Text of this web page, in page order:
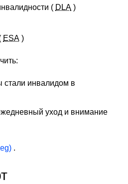
( DLA )
ESA )
стали инвалидом в
уход и внимание
.